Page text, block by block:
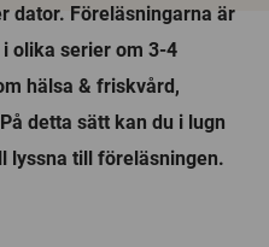
dator. Föreläsningarna är
olika serier om 3-4
hälsa & friskvård,
detta sätt kan du i lugn
lyssna till föreläsningen.